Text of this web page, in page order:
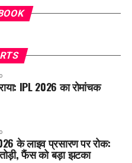
IPL 2026 का रोमांचक
के लाइव प्रसारण पर रोक:
फैंस को बड़ा झटका